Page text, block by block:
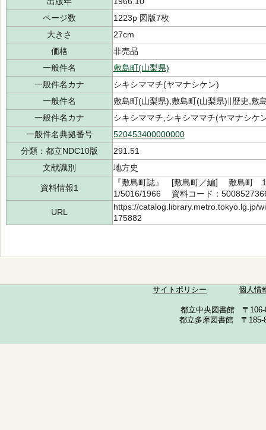
ページ数
1223p 図版7枚
大きさ
27cm
価格
非売品
一般件名
敷島町(山梨県)
一般件名カナ
シキシママチ(ヤマナシケン)
一般件名
敷島町(山梨県),敷島町(山梨県)∥歴史,敷
一般件名カナ
シキシママチ,シキシママチ(ヤマナシケ
一般件名典拠番号
520453400000000
分類：都立NDC10版
291.51
文献識別
地方史
資料情報1
『敷島町誌』 [敷島町／編] 敷島町
1/5016/1966 資料コード：
URL
https://catalog.library.metro.tokyo.lg.jp/
175882
サイトポリシー 個人情
都立中央図書館 〒
都立多摩図書館 〒185-